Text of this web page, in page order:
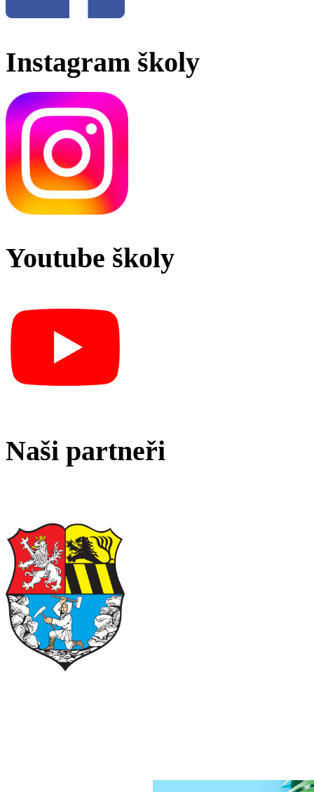
Instagram školy
Youtube školy
Naši partneři